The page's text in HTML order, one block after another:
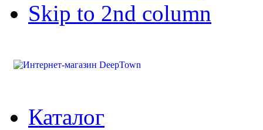
Skip to 2nd column
Каталог